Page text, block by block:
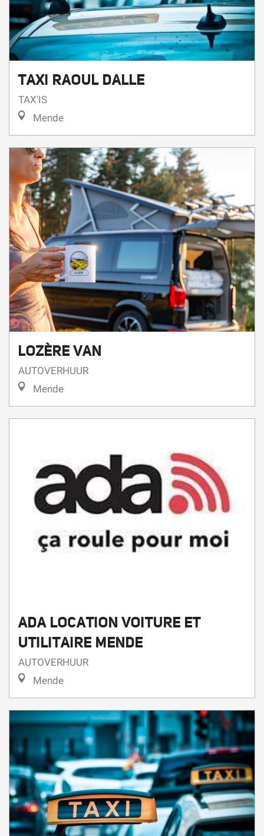
TAXI RAOUL DALLE
TAX'IS
Mende
LOZÈRE VAN
AUTOVERHUUR
Mende
UTILITAIRE MENDE
AUTOVERHUUR
Mende